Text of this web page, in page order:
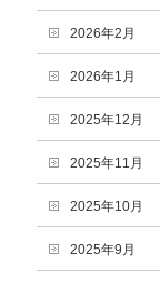
2026年2月
2026年1月
2025年12月
2025年11月
2025年10月
2025年9月